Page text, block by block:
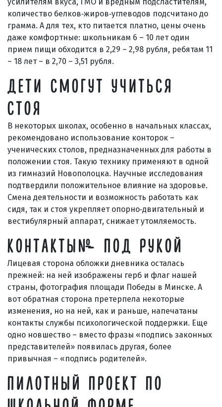
количество белков‑жиров‑углеводов подсчитано до
грамма. А для тех, кто питается платно, цены очень
даже комфортные: школьникам 6 – 10 лет один
прием пищи обходится в 2,29 – 2,98 рубля, ребятам 11
– 18 лет – в 2,70 – 3,51 рубля.
ДЕТИ СМОГУТ УЧИТЬСЯ
СТОЯ
В некоторых школах, особенно в начальных классах,
рекомендовано использование конторок –
ученических столов, предназначенных для работы в
положении стоя. Такую технику применяют в одной
из гимназий Новополоцка. Научные исследования
подтвердили положительное влияние на здоровье.
Смена деятельности и возможность работать как
сидя, так и стоя укрепляет опорно‑двигательный и
вестибулярный аппарат, снижает утомляемость.
КОНТАКТЫ – ПОД РУКОЙ
Лицевая сторона обложки дневника осталась
прежней: на ней изображены герб и флаг нашей
страны, фотография площади Победы в Минске. А
вот обратная сторона претерпела некоторые
изменения, но на ней, как и раньше, напечатаны
контакты службы психологической поддержки. Еще
одно новшество – вместо фразы «подпись законных
представителей» появилась другая, более
привычная – «подпись родителей».
ПИЛОТНЫЙ ПРОЕКТ ПО